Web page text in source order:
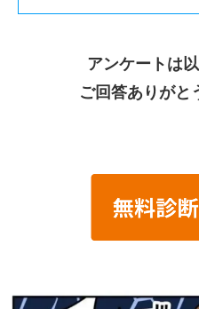
アンケートは
ご回答ありがと